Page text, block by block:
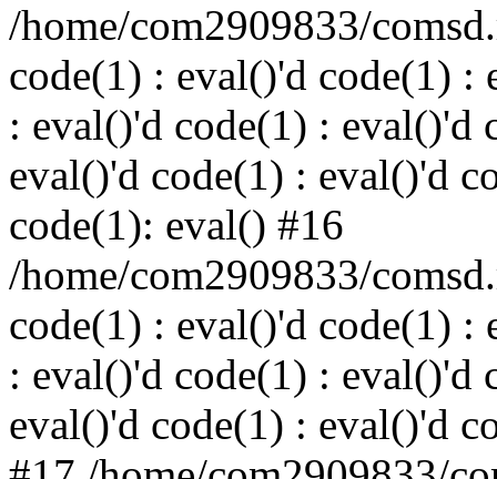
/home/com2909833/
code(1) : eval()'d code(1) :
: eval()'d code(1) : eval()'d
eval()'d code(1) : eval()'d
code(1): eval() #16
/home/com2909833/
code(1) : eval()'d code(1) :
: eval()'d code(1) : eval()'d
eval()'d code(1) : eval()'d